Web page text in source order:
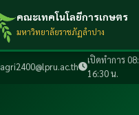
agri2400@lpru.ac.th
เปิดทำการ
16:30 น.
คณะเทคโนโลยีการเกษตร
มหาวิทยาลัยราชภัฏลำปาง